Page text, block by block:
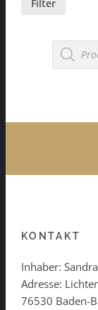
Filter
Products
search
KONTAKT
Inhaber:
Adresse:
76530 Baden-